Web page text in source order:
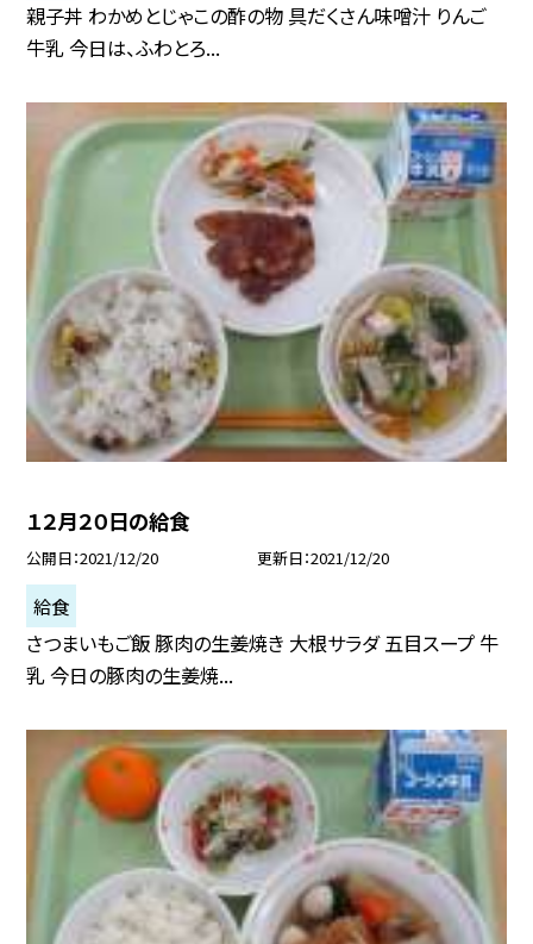
親子丼 わかめとじゃこの酢の物 具だくさん味噌汁 りんご
牛乳 今日は、ふわとろ...
１２月２０日の給食
公開日 2021/12/20 更新日 2021/12/20
給食
さつまいもご飯 豚肉の生姜焼き 大根サラダ 五目スープ 牛
乳 今日の豚肉の生姜焼...